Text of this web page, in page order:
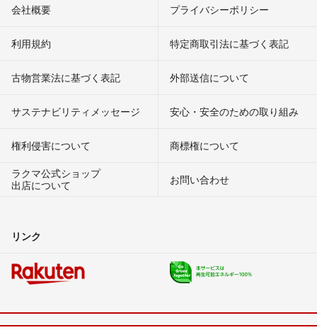
会社概要 プライバシーポリシー
利用規約 特定商取引法に基づく表記
古物営業法に基づく表記 外部送信について
サステナビリティメッセージ 安心・安全のための取り組み
権利侵害について
商標権について
ラクマ公式ショップ
出店について
お問い合わせ
リンク